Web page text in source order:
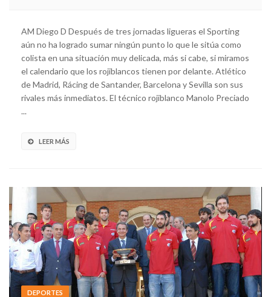
AM Diego D Después de tres jornadas ligueras el Sporting
aún no ha logrado sumar ningún punto lo que le sitúa como
colista en una situación muy delicada, más si cabe, si miramos
el calendario que los rojiblancos tienen por delante. Atlético
de Madrid, Rácing de Santander, Barcelona y Sevilla son sus
rivales más inmediatos. El técnico rojiblanco Manolo Preciado
...
LEER MÁS
DEPORTES